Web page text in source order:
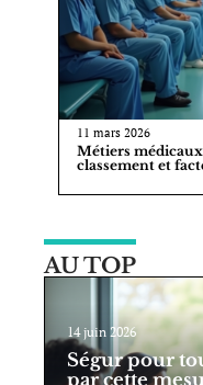
11 mars 2026
Métiers médicaux
classement et
AU TOP
14 juin 2026
Ségur pour
par cette